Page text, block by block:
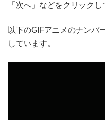
「次へ」などをクリックし
以下のGIFアニメのナンバ
しています。